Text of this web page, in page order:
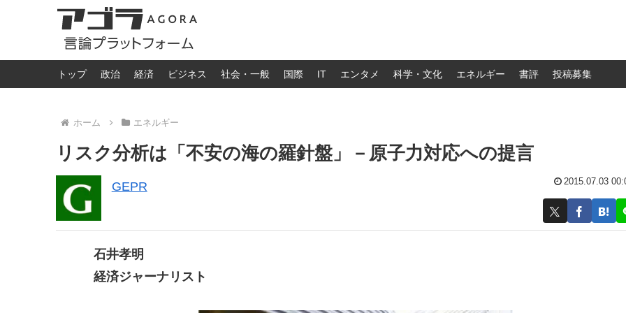
トップ 政治 経済 ビジネス 社会・一般 国際 IT エンタメ 科学・文化 エネルギー 書評 投稿募集
ホーム エネルギー
リスク分析は「不安の海の羅針盤」－原子力対応への提言
GEPR 2015.07.03
石井孝明
経済ジャーナリスト